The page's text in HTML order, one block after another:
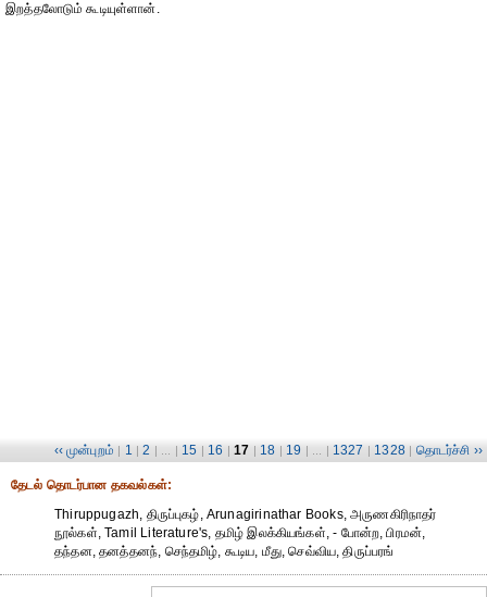
இறத்தலோடும் கூடியுள்ளான்.
‹‹ முன்புறம் | 1 | 2 | ... | 15 | 16 | 17 | 18 | 19 | ... | 1327 | 1328 | தொடர்ச்சி ››
தேட‌ல் தொட‌ர்பான தகவ‌ல்க‌ள்:
Thiruppugazh, திருப்புகழ், Arunagirinathar Books, அருணகிரிநாதர்
நூல்கள், Tamil Literature's, தமிழ் இலக்கியங்கள், - போன்ற, பிரமன்,
தந்தன, தனத்தனந், செந்தமிழ், கூடிய, மீது, செவ்விய, திருப்பரங்